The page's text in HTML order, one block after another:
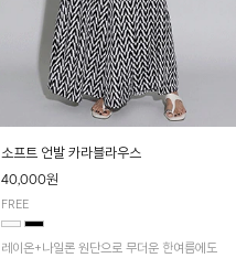
소프트 언발 카라블라우스
40,000원
FREE
레이온+나일론 원단으로 무더운 한여름에도